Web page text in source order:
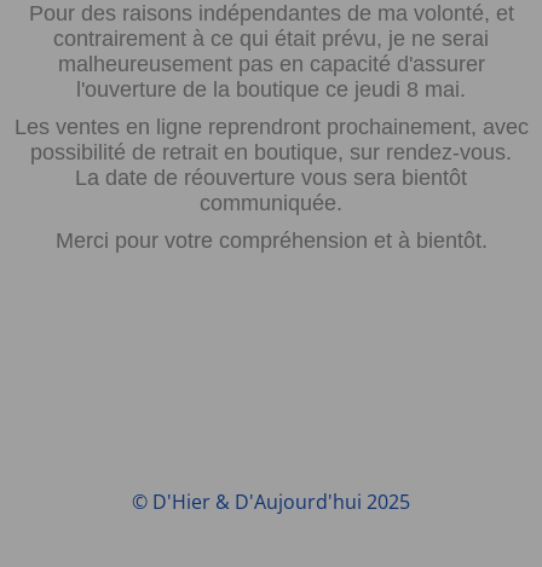
Pour des raisons indépendantes de ma volonté, et
contrairement à ce qui était prévu, je ne serai
malheureusement pas en capacité d'assurer
l'ouverture de la boutique ce jeudi 8 mai.
Les ventes en ligne reprendront prochainement, avec
possibilité de retrait en boutique, sur rendez-vous.
La date de réouverture vous sera bientôt
communiquée.
Merci pour votre compréhension et à bientôt.
© D'Hier & D'Aujourd'hui 2025